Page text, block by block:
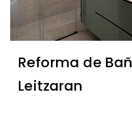
Reforma de
Leitzaran